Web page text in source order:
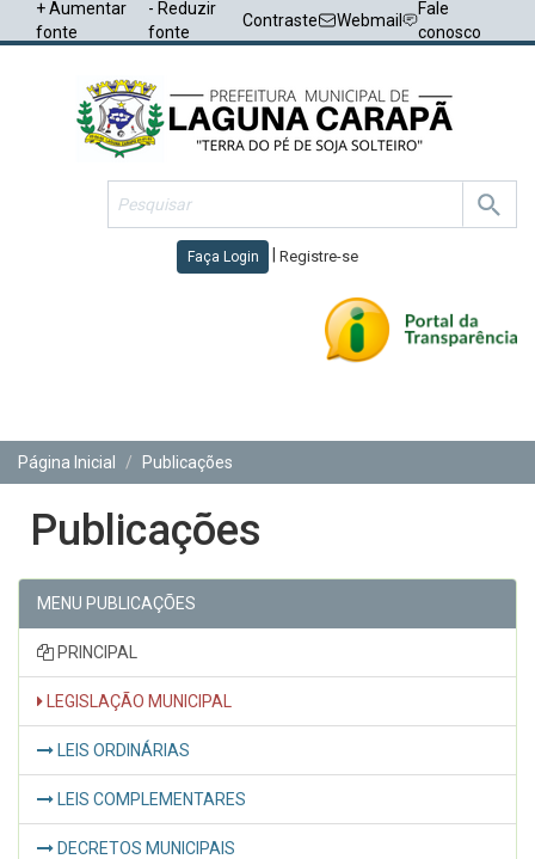
+ Aumentar
fonte
- Reduzir
fonte
Contraste Webmail
Fale
conosco
Faça Login Registre-se
Página Inicial
Publicações
Publicações
MENU PUBLICAÇÕES
PRINCIPAL
LEGISLAÇÃO MUNICIPAL
LEIS ORDINÁRIAS
LEIS COMPLEMENTARES
DECRETOS MUNICIPAIS